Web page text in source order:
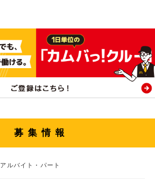
募集情報
アルバイト・パート